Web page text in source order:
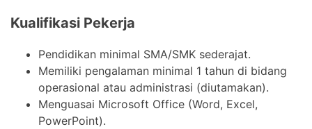
Kualifikasi Pekerja
Pendidikan minimal SMA/SMK sederajat.
Memiliki pengalaman minimal 1 tahun di bidang
operasional atau administrasi (diutamakan).
Menguasai Microsoft Office (Word, Excel,
PowerPoint).